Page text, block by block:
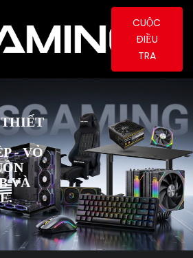
CUỘC
ĐIỀU
TRA
- VỎ
VÀ